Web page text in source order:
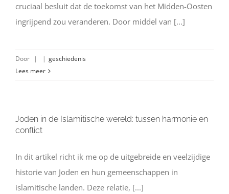
cruciaal besluit dat de toekomst van het Midden-Oosten
ingrijpend zou veranderen. Door middel van [...]
Door | | geschiedenis
Lees meer
Joden in de Islamitische wereld: tussen harmonie en
conflict
In dit artikel richt ik me op de uitgebreide en veelzijdige
historie van Joden en hun gemeenschappen in
islamitische landen. Deze relatie, [...]